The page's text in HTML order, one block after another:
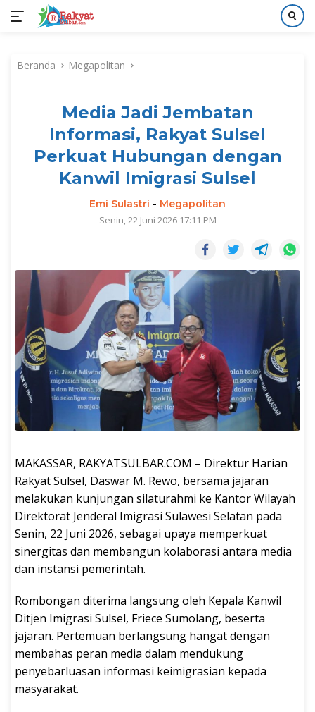
kontenBeranda Megapolitan
Media Jadi Jembatan
Informasi, Rakyat Sulsel
Perkuat Hubungan dengan
Kanwil Imigrasi Sulsel
Emi Sulastri - Megapolitan
Senin, 22 Juni 2026 17:11 PM
MAKASSAR, RAKYATSULBAR.COM – Direktur Harian
Rakyat Sulsel, Daswar M. Rewo, bersama jajaran
melakukan kunjungan silaturahmi ke Kantor Wilayah
Direktorat Jenderal Imigrasi Sulawesi Selatan pada
Senin, 22 Juni 2026, sebagai upaya memperkuat
sinergitas dan membangun kolaborasi antara media
dan instansi pemerintah.
Rombongan diterima langsung oleh Kepala Kanwil
Ditjen Imigrasi Sulsel, Friece Sumolang, beserta
jajaran. Pertemuan berlangsung hangat dengan
membahas peran media dalam mendukung
penyebarluasan informasi keimigrasian kepada
masyarakat.